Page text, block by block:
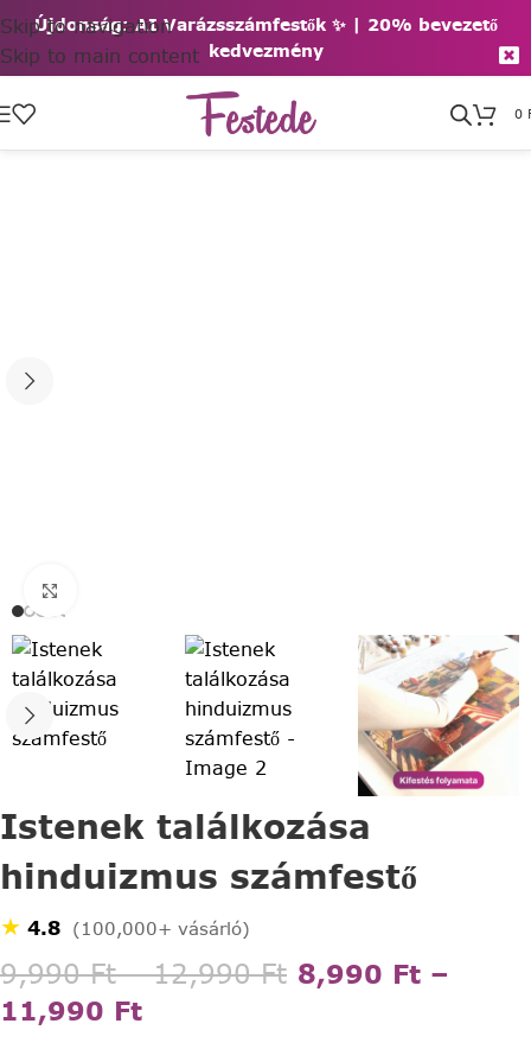
Újdonság: AI Varázsszámfestők ✨ | 20% bevezető
kedvezmény
Skip to navigation
Skip to main content
0
Istenek találkozása
hinduizmus számfestő
★ 4.8 (100,000+ vásárló)
9,990Ft – 12,990Ft 8,990 Ft –
11,990 Ft